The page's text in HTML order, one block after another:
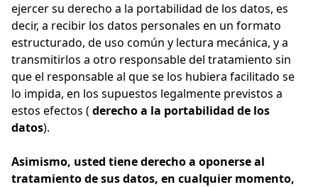
ejercer su derecho a la portabilidad de los datos, es
decir, a recibir los datos personales en un formato
estructurado, de uso común y lectura mecánica, y a
transmitirlos a otro responsable del tratamiento sin
que el responsable al que se los hubiera facilitado se
lo impida, en los supuestos legalmente previstos a
estos efectos ( derecho a la portabilidad de los
datos).
Asimismo, usted tiene derecho a oponerse al
tratamiento de sus datos, en cualquier momento,